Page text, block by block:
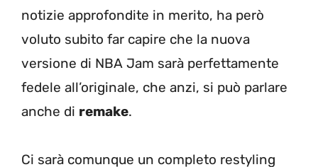
notizie approfondite in merito, ha però
voluto subito far capire che la nuova
versione di NBA Jam sarà perfettamente
fedele all’originale, che anzi, si può parlare
anche di remake.
Ci sarà comunque un completo restyling